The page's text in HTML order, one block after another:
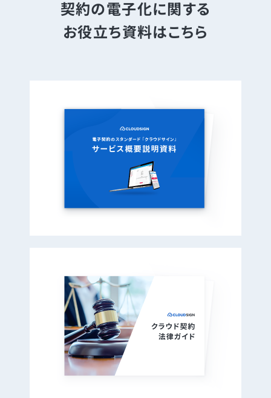
契約の電子化に関する
お役立ち資料はこちら